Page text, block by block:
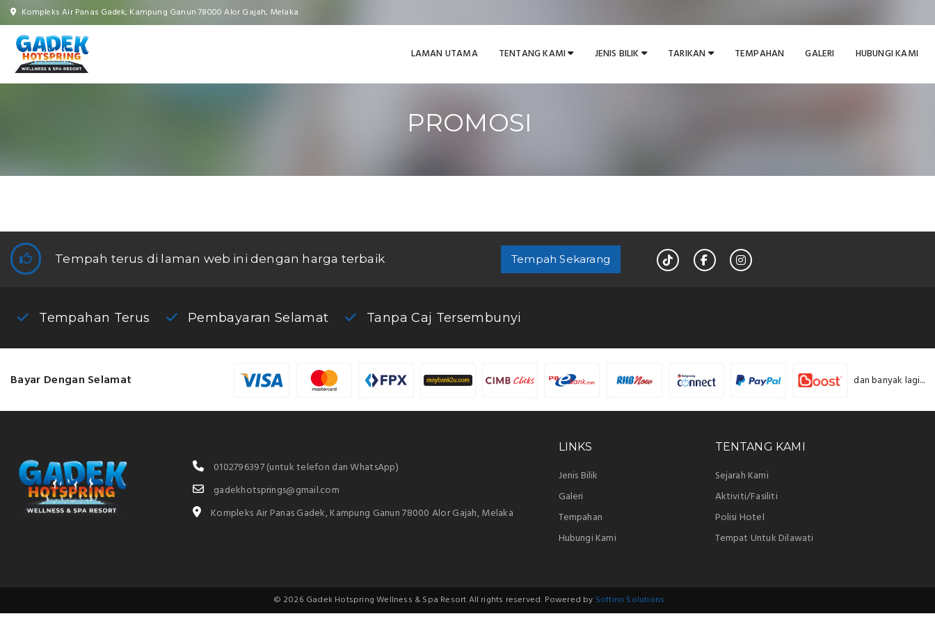
Kompleks Air Panas Gadek, Kampung Ganun 78000 Alor Gajah, Melaka
LAMAN UTAMA TENTANG KAMI JENIS BILIK TARIKAN TEMPAHAN GALERI HUBUNGI KAMI
PROMOSI
Tempah terus di laman web ini dengan harga terbaik Tempah Sekarang
Tempahan Terus Pembayaran Selamat Tanpa Caj Tersembunyi
Bayar Dengan Selamat dan banyak lagi...
0102796397(untuk telefon dan WhatsApp)
gadekhotsprings@gmail.com
Kompleks Air Panas Gadek, Kampung Ganun 78000 Alor Gajah, Melaka
LINKS
Jenis Bilik
Galeri
Tempahan
Hubungi Kami
TENTANG KAMI
Sejarah Kami
Aktiviti/Fasiliti
Polisi Hotel
Tempat Untuk Dilawati
© 2026 Gadek Hotspring Wellness & Spa Resort All rights reserved. Powered by Softinn Solutions.